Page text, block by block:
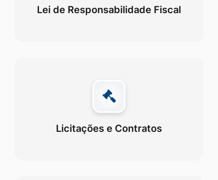
Lei de Responsabilidade Fiscal
Licitações e Contratos